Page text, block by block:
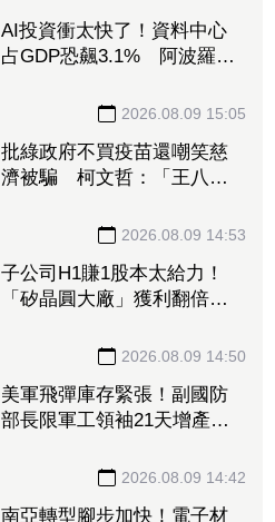
AI投資衝太快了！資料中心
占GDP恐飆3.1% 阿波羅警
2026.08.09 15:05
批綠政府不買疫苗還嘲笑慈
濟被騙 柯文哲：「王八
2026.08.09 14:53
子公司H1賺1股本太給力！
「矽晶圓大廠」獲利翻倍
攻太陽能商機 2026.08.09 14:50
美軍飛彈庫存緊張！副國防
部長限軍工領袖21天增產
2026.08.09 14:42
南亞轉型腳步加快！電子材